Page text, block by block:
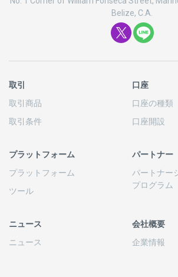
Belize, C.A.
取引
取引商品
取引条件
口座
口座の種類
口座開設
プラットフォーム
プラットフォーム
ツール
パートナー
パートナー
プログラム
ニュース
ニュース
会社概要
企業情報